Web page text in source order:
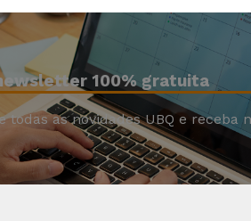
100% gratuita
todas as novidades UBQ e receba